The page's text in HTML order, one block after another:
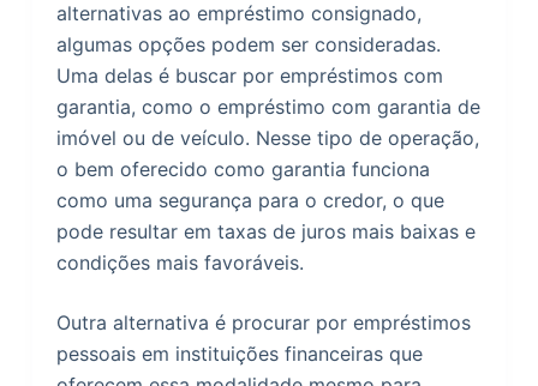
alternativas ao empréstimo consignado,
algumas opções podem ser consideradas.
Uma delas é buscar por empréstimos com
garantia, como o empréstimo com garantia de
imóvel ou de veículo. Nesse tipo de operação,
o bem oferecido como garantia funciona
como uma segurança para o credor, o que
pode resultar em taxas de juros mais baixas e
condições mais favoráveis.
Outra alternativa é procurar por empréstimos
pessoais em instituições financeiras que